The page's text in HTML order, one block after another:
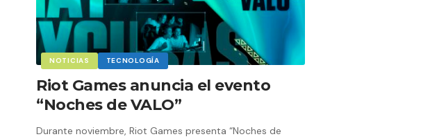
NOTICIAS TECNOLOGÍA
Riot Games anuncia el evento
“Noches de VALO”
Durante noviembre, Riot Games presenta “Noches de